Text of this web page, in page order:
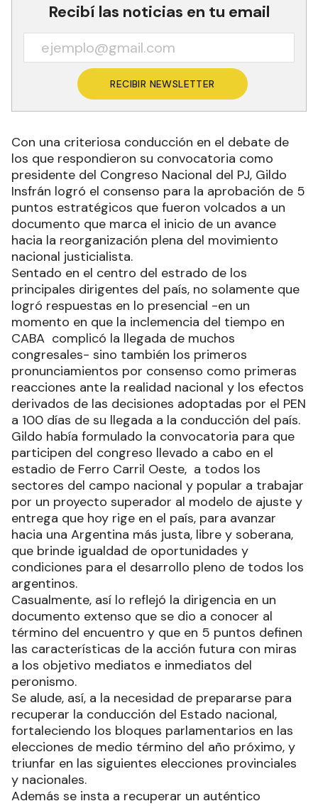
Recibí las noticias en tu email
RECIBIR NEWSLETTER
Con una criteriosa conducción en el debate de
los que respondieron su convocatoria como
presidente del Congreso Nacional del PJ, Gildo
Insfrán logró el consenso para la aprobación de 5
puntos estratégicos que fueron volcados a un
documento que marca el inicio de un avance
hacia la reorganización plena del movimiento
nacional justicialista.
Sentado en el centro del estrado de los
principales dirigentes del país, no solamente que
logró respuestas en lo presencial -en un
momento en que la inclemencia del tiempo en
CABA complicó la llegada de muchos
congresales- sino también los primeros
pronunciamientos por consenso como primeras
reacciones ante la realidad nacional y los efectos
derivados de las decisiones adoptadas por el PEN
a 100 días de su llegada a la conducción del país.
Gildo había formulado la convocatoria para que
participen del congreso llevado a cabo en el
estadio de Ferro Carril Oeste, a todos los
sectores del campo nacional y popular a trabajar
por un proyecto superador al modelo de ajuste y
entrega que hoy rige en el país, para avanzar
hacia una Argentina más justa, libre y soberana,
que brinde igualdad de oportunidades y
condiciones para el desarrollo pleno de todos los
argentinos.
Casualmente, así lo reflejó la dirigencia en un
documento extenso que se dio a conocer al
término del encuentro y que en 5 puntos definen
las características de la acción futura con miras
a los objetivo mediatos e inmediatos del
peronismo.
Se alude, así, a la necesidad de prepararse para
recuperar la conducción del Estado nacional,
fortaleciendo los bloques parlamentarios en las
elecciones de medio término del año próximo, y
triunfar en las siguientes elecciones provinciales
y nacionales.
Además se insta a recuperar un auténtico